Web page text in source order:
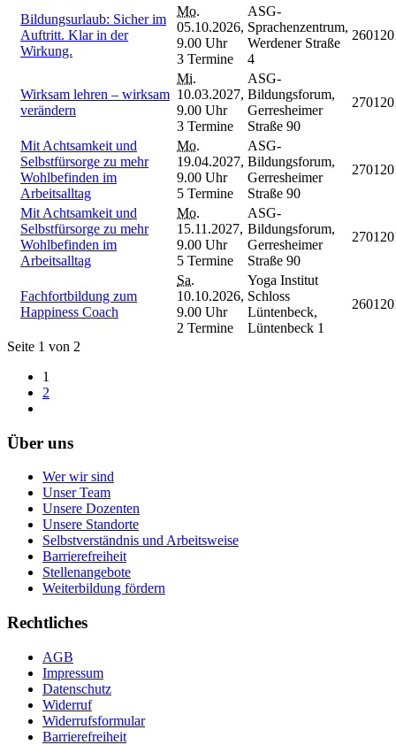
Bildungsurlaub: Sicher im
Auftritt. Klar in der
Wirkung.
Mo.
05.10.2026,
9.00 Uhr
3 Termine
ASG-
Sprachenzentrum,
Werdener Straße
4
Wirksam lehren – wirksam
verändern
Mi.
10.03.2027,
9.00 Uhr
3 Termine
ASG-
Bildungsforum,
Gerresheimer
Straße 90
Mit Achtsamkeit und
Selbstfürsorge zu mehr
Wohlbefinden im
Arbeitsalltag
Mo.
19.04.2027,
9.00 Uhr
5 Termine
ASG-
Bildungsforum,
Gerresheimer
Straße 90
Mit Achtsamkeit und
Selbstfürsorge zu mehr
Wohlbefinden im
Arbeitsalltag
Mo.
15.11.2027,
9.00 Uhr
5 Termine
ASG-
Bildungsforum,
Gerresheimer
Straße 90
Fachfortbildung zum
Happiness Coach
Sa.
10.10.2026,
9.00 Uhr
2 Termine
Yoga Institut
Schloss
Lüntenbeck,
Lüntenbeck 1
Seite 1 von 2
1
2
Über uns
Wer wir sind
Unser Team
Unsere Dozenten
Unsere Standorte
Selbstverständnis und Arbeitsweise
Barrierefreiheit
Stellenangebote
Weiterbildung fördern
Rechtliches
AGB
Impressum
Datenschutz
Widerruf
Widerrufsformular
Barrierefreiheit